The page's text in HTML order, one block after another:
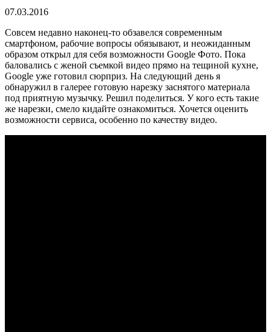
07.03.2016
Совсем недавно наконец-то обзавелся современным
смартфоном, рабочие вопросы обязывают, и неожиданным
образом открыл для себя возможности Google Фото. Пока
баловались с женой съемкой видео прямо на тещиной кухне,
Google уже готовил сюрприз. На следующий день я
обнаружил в галерее готовую нарезку заснятого материала
под приятную музычку. Решил поделиться. У кого есть такие
же нарезки, смело кидайте ознакомиться. Хочется оценить
возможности сервиса, особенно по качеству видео.